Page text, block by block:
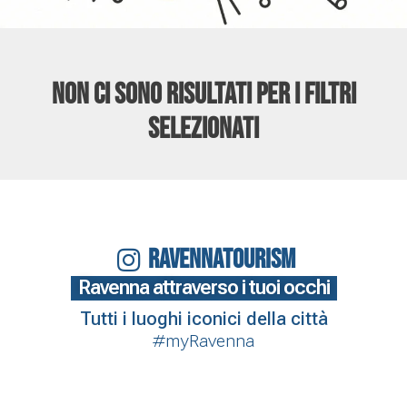
Non ci sono risultati per i filtri
selezionati
RAVENNATOURISM
Ravenna attraverso i tuoi occhi
Tutti i luoghi iconici della città
#myRavenna